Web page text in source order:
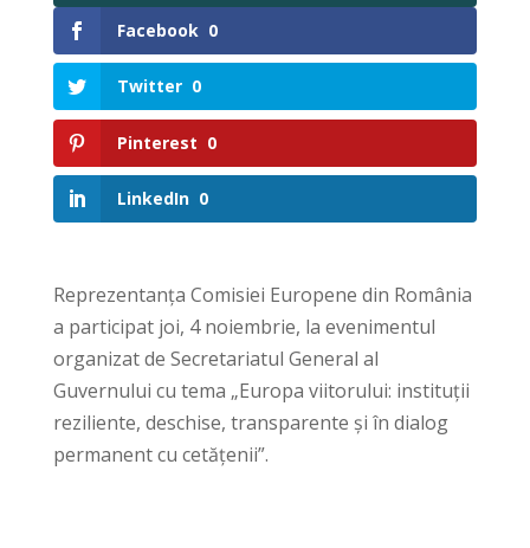
Facebook 0
Twitter 0
Pinterest 0
LinkedIn 0
Reprezentanța Comisiei Europene din România
a participat joi, 4 noiembrie, la evenimentul
organizat de Secretariatul General al
Guvernului cu tema „Europa viitorului: instituții
reziliente, deschise, transparente și în dialog
permanent cu cetățenii”.